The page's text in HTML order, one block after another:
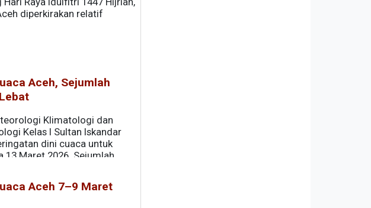
diperkirakan relatif
Aceh, Sejumlah
Klimatologi dan
Kelas I Sultan Iskandar
dini cuaca untuk
13 Maret 2026. Sejumlah
lebat yang dapat disertai
Aceh 7–9 Maret